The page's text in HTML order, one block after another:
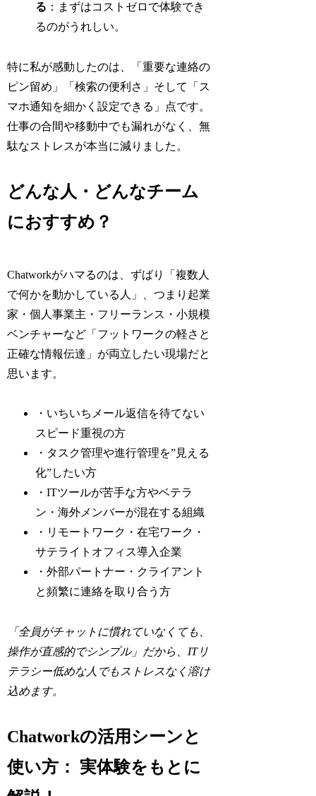
る ：まずはコストゼロで体験でき
るのがうれしい。
特に私が感動したのは、「重要な連絡の
ピン留め」「検索の便利さ」そして「ス
マホ通知を細かく設定できる」点です。
仕事の合間や移動中でも漏れがなく、無
駄なストレスが本当に減りました。
どんな人・どんなチーム
におすすめ？
Chatworkがハマるのは、ずばり「複数人
で何かを動かしている人」、つまり起業
家・個人事業主・フリーランス・小規模
ベンチャーなど「フットワークの軽さと
正確な情報伝達」が両立したい現場だと
思います。
・いちいちメール返信を待てない
スピード重視の方
・タスク管理や進行管理を”見える
化”したい方
・ITツールが苦手な方やベテラ
ン・海外メンバーが混在する組織
・リモートワーク・在宅ワーク・
サテライトオフィス導入企業
・外部パートナー・クライアント
と頻繁に連絡を取り合う方
「全員がチャットに慣れていなくても、
操作が直感的でシンプル」だから、ITリ
テラシー低めな人でもストレスなく溶け
込めます。
Chatworkの活用シーンと
使い方： 実体験をもとに